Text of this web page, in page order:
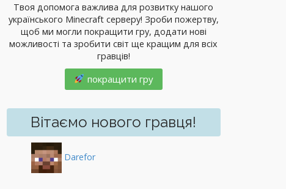
Твоя допомога важлива для розвитку нашого
українського Minecraft серверу! Зроби пожертву,
щоб ми могли покращити гру, додати нові
можливості та зробити світ ще кращим для всіх
гравців!
покращити гру
Вітаємо нового гравця!
Darefor